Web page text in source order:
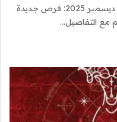
ننقل لكم خبر ..برج القوس اليوم الأحد 14 ديسمبر 2025: فرص جديدة
مع التفاصيل…